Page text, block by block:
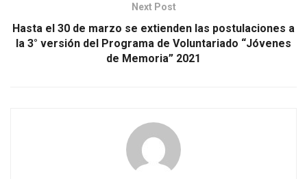
Next Post
Hasta el 30 de marzo se extienden las postulaciones a
la 3° versión del Programa de Voluntariado “Jóvenes
de Memoria” 2021